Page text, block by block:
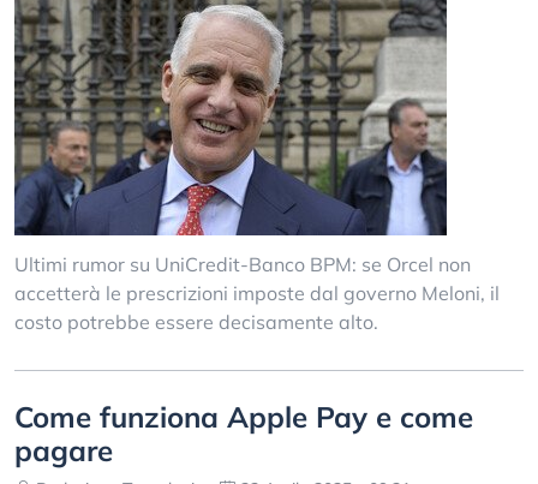
Ultimi rumor su UniCredit-Banco BPM: se Orcel non
accetterà le prescrizioni imposte dal governo Meloni, il
costo potrebbe essere decisamente alto.
Come funziona Apple Pay e come
pagare